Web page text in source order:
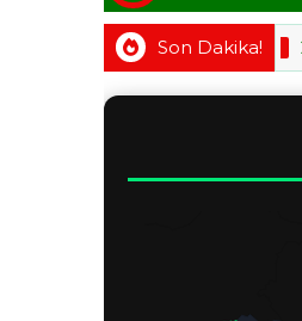
Son Dakika!
PLAYSTATION